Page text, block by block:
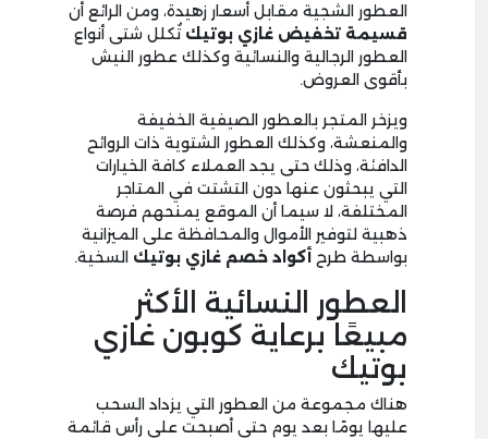
العطور الشجية مقابل أسعار زهيدة، ومن الرائع أن
قسيمة تخفيض غازي بوتيك تُكلل شتى أنواع
العطور الرجالية والنسائية وكذلك عطور النيش
بأقوى العروض.
ويزخر المتجر بالعطور الصيفية الخفيفة
والمنعشة، وكذلك العطور الشتوية ذات الروائح
الدافئة، وذلك حتى يجد العملاء كافة الخيارات
التي يبحثون عنها دون التشتت في المتاجر
المختلفة، لا سيما أن الموقع يمنحهم فرصة
ذهبية لتوفير الأموال والمحافظة على الميزانية
بواسطة طرح أكواد خصم غازي بوتيك السخية.
العطور النسائية الأكثر
مبيعًا برعاية كوبون غازي
بوتيك
هناك مجموعة من العطور التي يزداد السحب
عليها يومًا بعد يوم حتى أصبحت على رأس قائمة